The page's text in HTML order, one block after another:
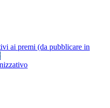
ai premi (da pubblicare in